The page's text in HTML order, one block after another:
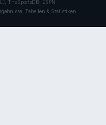
TheSportsDB, ESPN
Tabellen & Statistiken